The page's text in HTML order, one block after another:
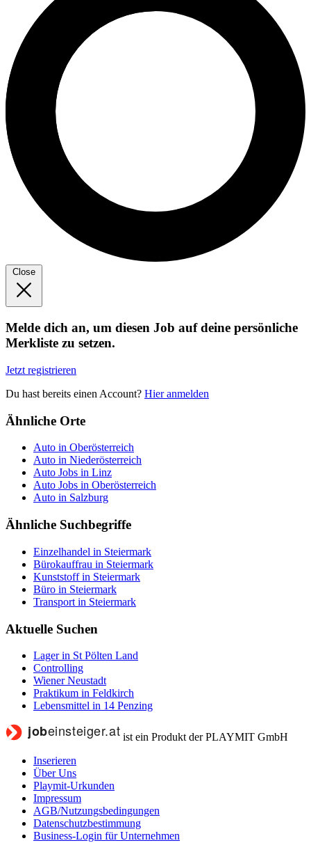
Close
Melde dich an, um diesen Job auf deine persönliche
Merkliste zu setzen.
Jetzt registrieren
Du hast bereits einen Account? Hier anmelden
Ähnliche Orte
Auto in Oberösterreich
Auto in Niederösterreich
Auto Jobs in Linz
Auto Jobs in Oberösterreich
Auto in Salzburg
Ähnliche Suchbegriffe
Einzelhandel in Steiermark
Bürokauffrau in Steiermark
Kunststoff in Steiermark
Büro in Steiermark
Transport in Steiermark
Aktuelle Suchen
Lager in St Pölten Land
Controlling
Wiener Neustadt
Praktikum in Feldkirch
Lebensmittel in 14 Penzing
ist ein Produkt der PLAYMIT GmbH
Inserieren
Über Uns
Playmit-Urkunden
Impressum
AGB/Nutzungsbedingungen
Datenschutzbestimmung
Business-Login für Unternehmen